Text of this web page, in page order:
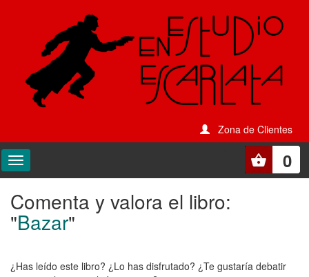
Zona de Clientes
0
Comenta
y
valora
Comenta y valora el libro:
"Bazar"
¿Has leído este libro? ¿Lo has disfrutado? ¿Te gustaría debatir